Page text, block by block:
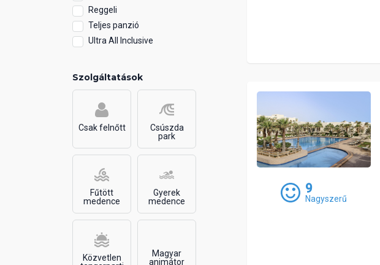
Reggeli
Teljes panzió
Ultra All Inclusive
Szolgáltatások
Csak felnőtt
Csúszda
park
Fűtött
medence
Gyerek
medence
Közvetlen
Magyar
animátor
9
Nagyszerű